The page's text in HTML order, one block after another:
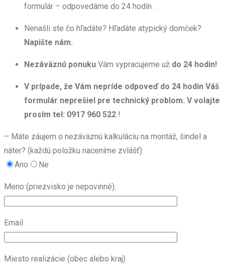
formulár – odpovedáme do 24 hodín .
Nenašli ste čo hľadáte? Hľadáte atypický domček?
Napište nám.
Nezáväznú ponuku Vám vypracujeme už do 24 hodin!
V prípade, že Vám nepríde odpoveď do 24 hodin Váš
formulár neprešiel pre technický problom. V volajte
prosím tel: 0917 960 522 !
– Máte záujem o nezáväznú kalkuláciu na montáž, šindel a
náter? (každú položku naceníme zvlášť)
Ano
Ne
Meno (priezvisko je nepovinné):
Email
Miesto realizácie (obec alebo kraj)